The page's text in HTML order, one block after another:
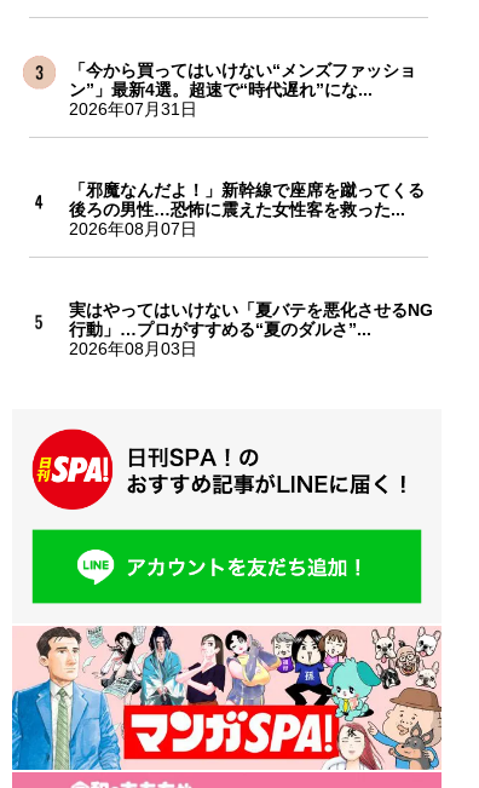
「今から買ってはいけない“メンズファッショ
ン”」最新4選。超速で“時代遅れ”にな...
2026年07月31日
「邪魔なんだよ！」新幹線で座席を蹴ってくる
後ろの男性…恐怖に震えた女性客を救った...
2026年08月07日
実はやってはいけない「夏バテを悪化させるNG
行動」…プロがすすめる“夏のダルさ”...
2026年08月03日